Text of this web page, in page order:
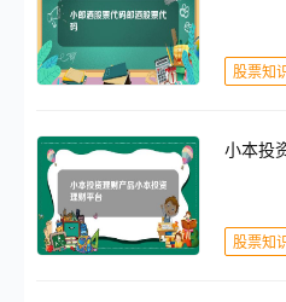
股票知
小本投
股票知